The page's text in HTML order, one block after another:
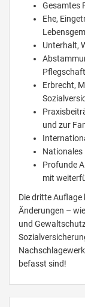
Gesamtes
Ehe,
Unterhalt,
Erbrecht,
und zur
Nationales
Profunde
mit
Die dritte
Änderungen –
und
befasst sind!